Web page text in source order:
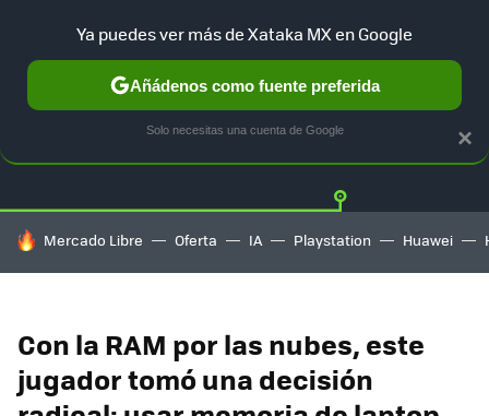
Twitter
HOY SE HABLA DE
Mercado Libre Oferta IA Playstation Huawei
Con la RAM por las nubes, este
jugador tomó una decisión
×
Ya puedes ver más de Xataka MX en Google
Añádenos como fuente preferida
Solo necesitas una cuenta de Google